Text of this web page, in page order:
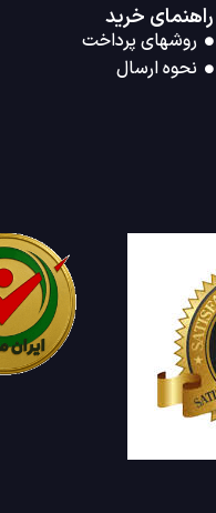
راهنمای خرید
روشهای پرداخت
نحوه ارسال